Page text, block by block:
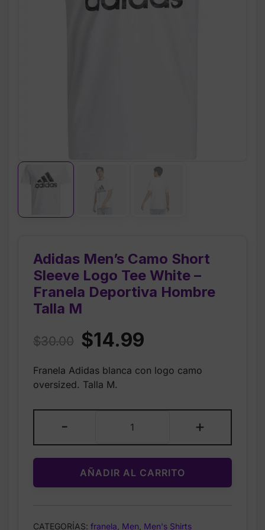
Adidas Men’s Camo Short
Sleeve Logo Tee White –
Franela Deportiva Hombre
Talla M
$30.00 Original
was:
$14.99
is:
Franela Adidas blanca con logo camo
oversized. Talla M.
-
Men’s
Camo
Short
Sleeve
Logo
+
AÑADIR AL CARRITO
CATEGORÍAS: franela Men Men's Shirts